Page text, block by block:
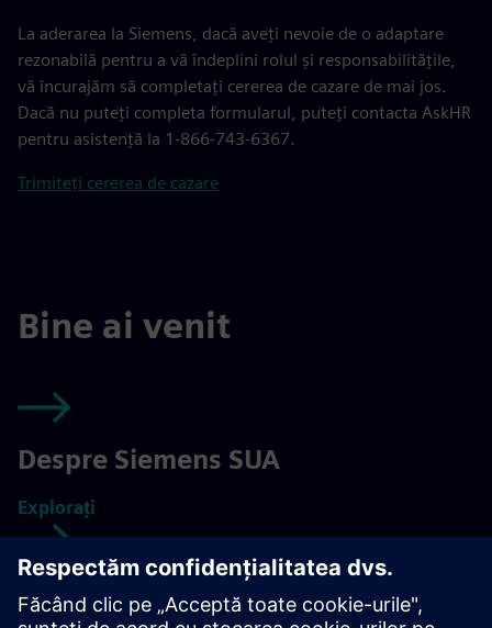
La aderarea la Siemens, dacă aveți nevoie de o adaptare
rezonabilă pentru a vă îndeplini rolul și responsabilitățile,
vă încurajăm să completați cererea de cazare de mai jos.
Dacă nu puteți completa formularul, puteți contacta AskHR
pentru asistență la 1-866-743-6367.
Trimiteți cererea de cazare
Bine ai venit
Despre Siemens SUA
Explorați
Noțiuni de bază